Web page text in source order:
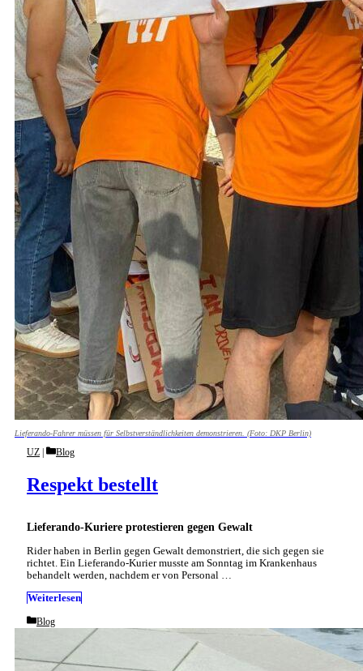
Lieferando-Fahrer müssen für Selbstverständlichkeiten demonstrieren. (Foto: DKP Berlin)
Lieferando-Kuriere protestieren gegen Gewalt
Respekt bestellt
UZ Categories
Blog
Rider haben in Berlin gegen Gewalt demonstriert, die sich gegen sie
richtet. Ein Lieferando-Kurier musste am Sonntag im Krankenhaus
behandelt werden, nachdem er von Personal …
Weiterlesen
Categories
Blog